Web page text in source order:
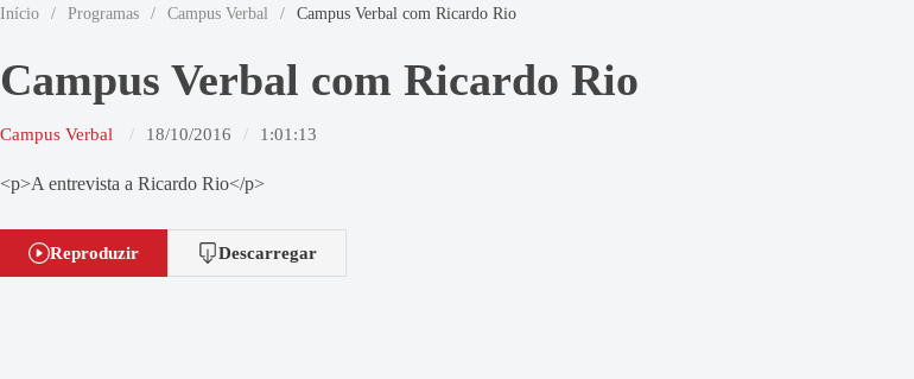
Início / Programas / Campus Verbal / Campus Verbal com Ricardo Rio
Campus Verbal com Ricardo Rio
Campus Verbal 18/10/2016 1:01:13
<p>A entrevista a Ricardo Rio</p>
Reproduzir Descarregar